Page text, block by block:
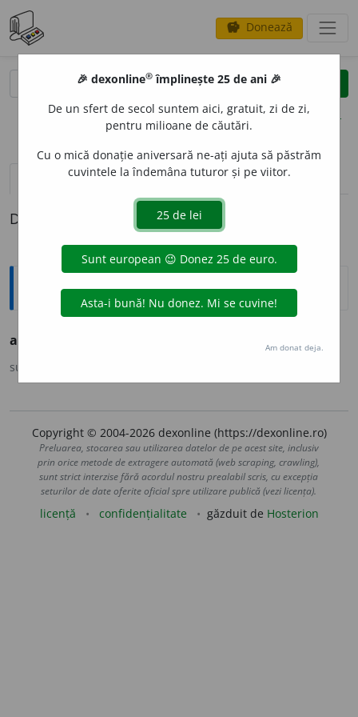
savings Donează
clear
opțiuni
definiții (1) pronunțievolume_up (4)
Definiția cu ID-ul 1152453:
Ortografice DOOM
afemeiat
sursa:
Copyright © 2004-2026 dexonline (https://dexonline.ro)
Preluarea, stocarea sau utilizarea datelor de pe acest site, inclusiv
prin orice metode de extragere automată (web scraping, crawling),
sunt strict interzise fără acordul nostru prealabil scris, cu excepția
seturilor de date oferite oficial spre utilizare publică (vezi licența).
licență confidențialitate găzduit de Hosterion
🎉 dexonline® împlinește 25 de ani 🎉
De un sfert de secol suntem aici, gratuit, zi de zi,
pentru milioane de căutări.
Cu o mică donație aniversară ne-ați ajuta să păstrăm
cuvintele la îndemâna tuturor și pe viitor.
Am donat deja.